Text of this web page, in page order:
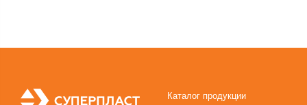
Каталог продукции